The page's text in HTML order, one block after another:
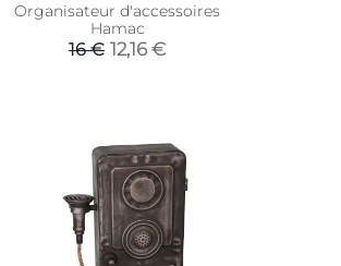
Organisateur d'accessoires
Hamac
16 € 12,16 €